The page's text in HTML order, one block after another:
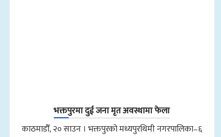
भक्तपुरमा दुई जना मृत अवस्थामा फेला
काठमाडौँ, २० साउन । भक्तपुरको मध्यपुरथिमी नगरपालिका–६